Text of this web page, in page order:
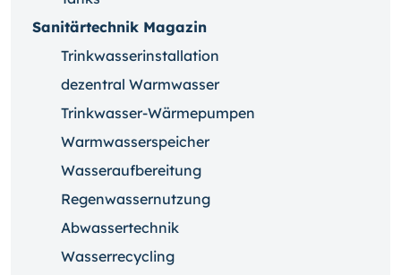
Sanitärtechnik Magazin
Trinkwasserinstallation
dezentral Warmwasser
Trinkwasser-Wärmepumpen
Warmwasserspeicher
Wasseraufbereitung
Regenwassernutzung
Abwassertechnik
Wasserrecycling